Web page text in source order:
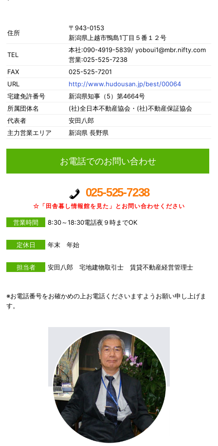
住所
〒943-0153
新潟県上越市鴨島1丁目５番１２号
TEL
本社:090-4919-5839/ yoboui1@mbr.nifty.com
営業:025-525-7238
FAX
025-525-7201
URL
http://www.hudousan.jp/best/00064
宅建免許番号
新潟県知事（5）第4664号
所属団体名
(社)全日本不動産協会・(社)不動産保証協会
代表者
安田八郎
主力営業エリア
新潟県 長野県
お電話でのお問い合わせ
025-525-7238
☆「田舎暮し情報館を見た」とお問い合わせください
営業時間 8:30～18:30電話夜９時までOK
定休日 年末 年始
担当者 安田八郎 宅地建物取引士 賃貸不動産経営管理士
※お電話番号をお確かめの上お電話くださいますようお願い申し上げま
す。